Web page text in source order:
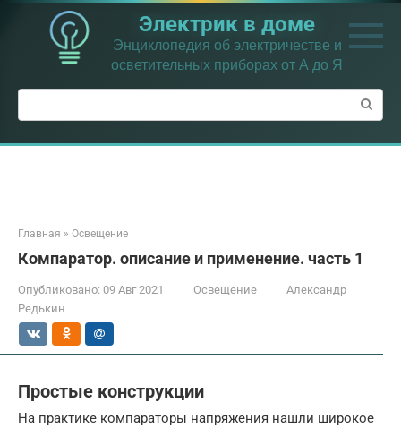
Перейти
контенту
Электрик в доме
Энциклопедия об электричестве и
осветительных приборах от А до Я
Поиск:
Главная » Освещение
Компаратор. описание и применение. часть 1
Опубликовано: 09 Авг 2021 Освещение
Александр
Редькин
Простые конструкции
На практике компараторы напряжения нашли широкое